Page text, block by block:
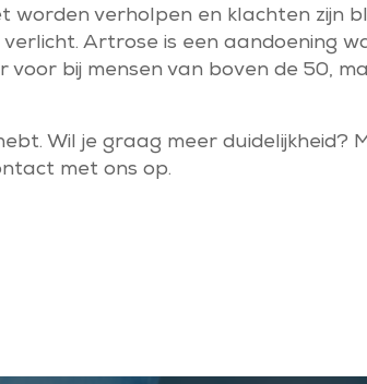
verholpen en klachten zijn
Artrose is een aandoening
bij mensen van boven de 50,
Wil je graag meer duidelijkheid?
met ons op.